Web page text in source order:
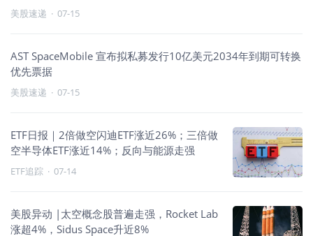
美股速递 · 07-15
AST SpaceMobile 宣布拟私募发行10亿美元2034年到期可转换
优先票据
美股速递 · 07-15
ETF日报｜2倍做空闪迪ETF涨近26%；三倍做
空半导体ETF涨近14%；反向与能源走强
ETF追踪 · 07-14
美股异动 |太空概念股普遍走强，Rocket Lab
涨超4%，Sidus Space升近8%